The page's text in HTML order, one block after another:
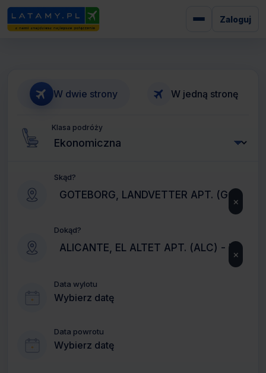
Zaloguj
W dwie strony W jedną stronę
Klasa podróży
Skąd?
×
Dokąd?
×
Data wylotu
Wybierz datę
Data powrotu
Wybierz datę